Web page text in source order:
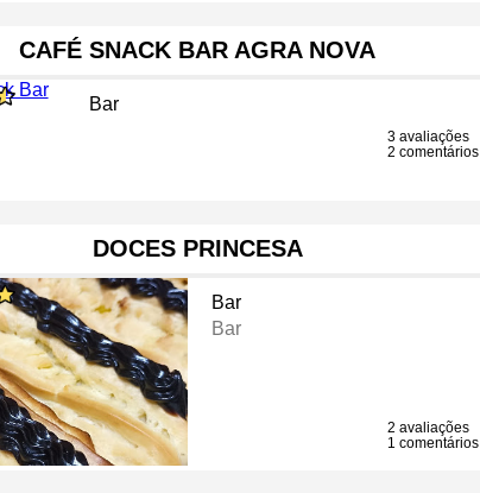
CAFÉ SNACK BAR AGRA NOVA
Bar
3 avaliações
2 comentários
DOCES PRINCESA
Bar
Bar
2 avaliações
1 comentários